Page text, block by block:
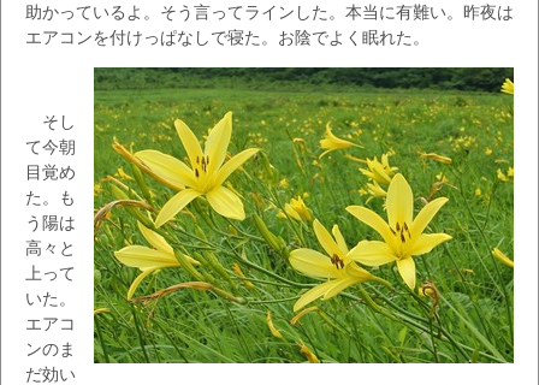
助かっているよ。そう言ってラインした。本当に有難い。昨夜は
エアコンを付けっぱなしで寝た。お陰でよく眠れた。
そし
て今朝
目覚め
た。も
う陽は
高々と
上って
いた。
エアコ
ンのま
だ効い